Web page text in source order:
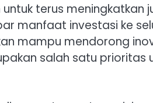
terus meningkatkan
manfaat investasi ke
mampu mendorong
salah satu